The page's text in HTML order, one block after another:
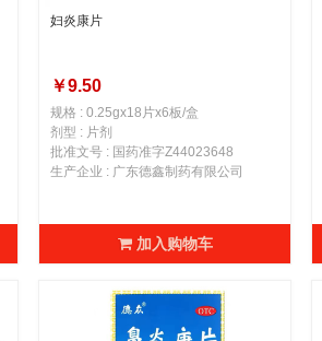
妇炎康片
￥9.50
规格 : 0.25gx18片x6板/盒
剂型 : 片剂
批准文号 : 国药准字Z44023648
生产企业 : 广东德鑫制药有限公司
加入购物车